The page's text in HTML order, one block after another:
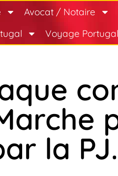
Avocat / Notaire
Voyage Portugal
la PJ.